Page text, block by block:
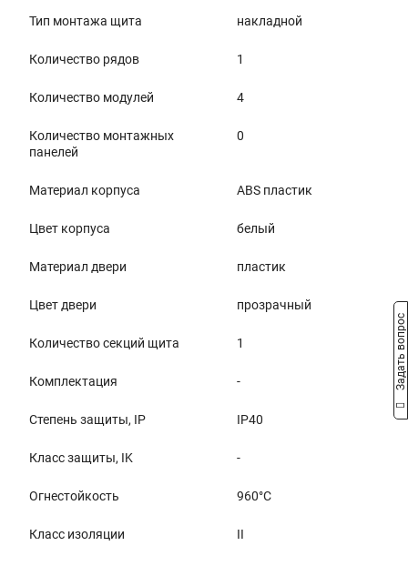
Тип монтажа щита накладной
Количество рядов 1
Количество модулей 4
Количество монтажных
панелей
0
Материал корпуса АВS пластик
Цвет корпуса белый
Материал двери пластик
Цвет двери прозрачный
Количество секций щита 1
Комплектация -
Степень защиты, IP IP40
Класс защиты, IK -
Огнестойкость 960°C
Класс изоляции II
Задать вопрос